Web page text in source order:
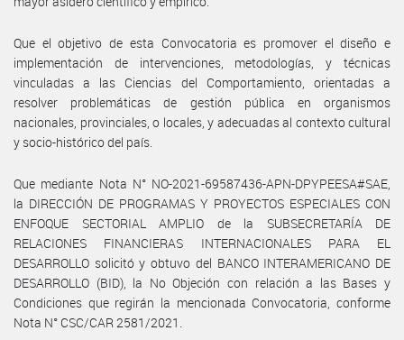
Que el objetivo de esta Convocatoria es promover el diseño e
implementación de intervenciones, metodologías, y técnicas
vinculadas a las Ciencias del Comportamiento, orientadas a
resolver problemáticas de gestión pública en organismos
nacionales, provinciales, o locales, y adecuadas al contexto cultural
y socio-histórico del país.
Que mediante Nota N° NO-2021-69587436-APN-DPYPEESA#SAE,
la DIRECCIÓN DE PROGRAMAS Y PROYECTOS ESPECIALES CON
ENFOQUE SECTORIAL AMPLIO de la SUBSECRETARÍA DE
RELACIONES FINANCIERAS INTERNACIONALES PARA EL
DESARROLLO solicitó y obtuvo del BANCO INTERAMERICANO DE
DESARROLLO (BID), la No Objeción con relación a las Bases y
Condiciones que regirán la mencionada Convocatoria, conforme
Nota N° CSC/CAR 2581/2021.